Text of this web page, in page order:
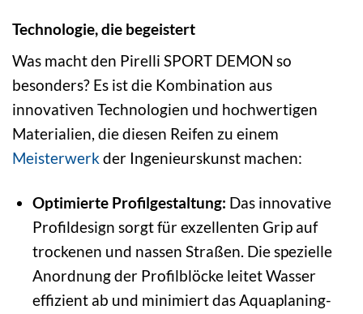
Technologie, die begeistert
Was macht den Pirelli SPORT DEMON so
besonders? Es ist die Kombination aus
innovativen Technologien und hochwertigen
Materialien, die diesen Reifen zu einem
Meisterwerkder Ingenieurskunst machen:
Optimierte Profilgestaltung: Das innovative
Profildesign sorgt für exzellenten Grip auf
trockenen und nassen Straßen. Die spezielle
Anordnung der Profilblöcke leitet Wasser
effizient ab und minimiert das Aquaplaning-